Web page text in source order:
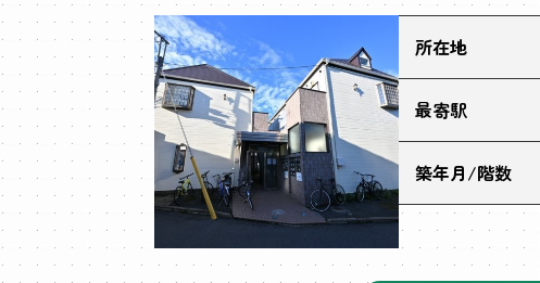
所在地
最寄駅
築年月/階数